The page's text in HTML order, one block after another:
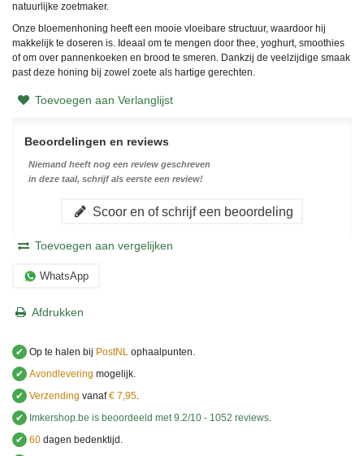
natuurlijke zoetmaker.
Onze bloemenhoning heeft een mooie vloeibare structuur, waardoor hij
makkelijk te doseren is. Ideaal om te mengen door thee, yoghurt, smoothies
of om over pannenkoeken en brood te smeren. Dankzij de veelzijdige smaak
past deze honing bij zowel zoete als hartige gerechten.
Toevoegen aan Verlanglijst
Beoordelingen en reviews
Niemand heeft nog een review geschreven
in deze taal, schrijf als eerste een review!
Scoor en of schrijf een beoordeling
Toevoegen aan vergelijken
WhatsApp
Afdrukken
✔ Op te halen bij PostNL ophaalpunten.
✔ Avondlevering mogelijk.
✔ Verzending vanaf€ 7,95.
✔
Imkershop.be is beoordeeld met9.2/10 - 1052 reviews.
✔ 60 dagen bedenktijd.